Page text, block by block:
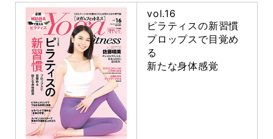
vol.16
ピラティスの新習慣
プロップスで目覚め
る
新たな身体感覚